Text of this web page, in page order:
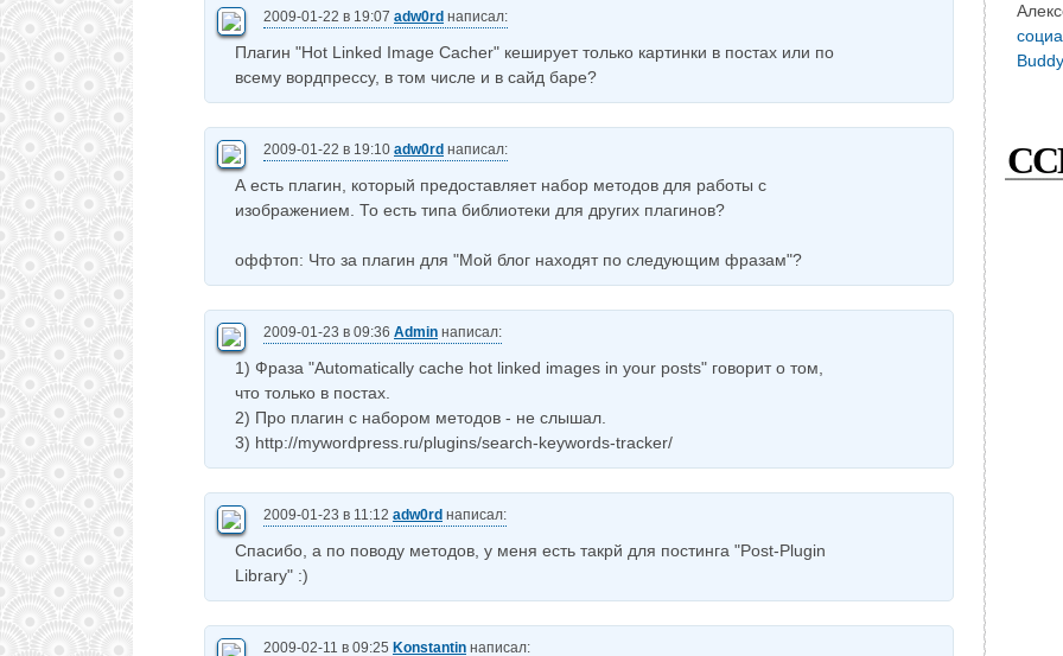
2009-01-22 в 19:07 adw0rd написал:
Плагин "Hot Linked Image Cacher" кеширует только картинки в постах или по
всему вордпрессу, в том числе и в сайд баре?
2009-01-22 в 19:10 adw0rd написал:
А есть плагин, который предоставляет набор методов для работы с
изображением. То есть типа библиотеки для других плагинов?
оффтоп: Что за плагин для "Мой блог находят по следующим фразам"?
2009-01-23 в 09:36 Admin написал:
1) Фраза "Automatically cache hot linked images in your posts" говорит о том,
что только в постах.
2) Про плагин с набором методов - не слышал.
3) http://mywordpress.ru/plugins/search-keywords-tracker/
2009-01-23 в 11:12 adw0rd написал:
Спасибо, а по поводу методов, у меня есть такрй для постинга "Post-Plugin
Library" :)
2009-02-11 в 09:25 Konstantin написал: